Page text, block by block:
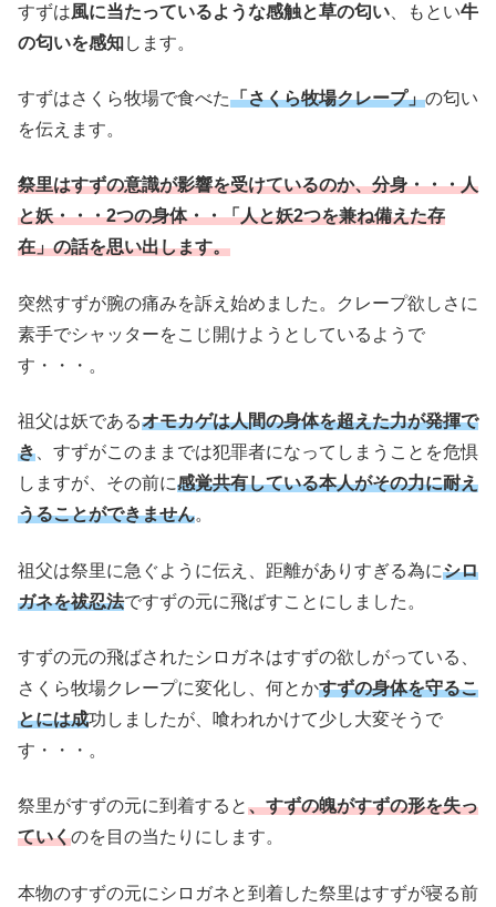
すずは風に当たっているような感触と草の匂い 、もとい牛
の匂いを感知します。
すずはさくら牧場で食べた「さくら牧場クレープ」の匂い
を伝えます。
祭里はすずの意識が影響を受けているのか、分身・・・人
と妖・・・2つの身体・・「人と妖2つを兼ね備えた存
在」の話を思い出します。
突然すずが腕の痛みを訴え始めました。クレープ欲しさに
素手でシャッターをこじ開けようとしているようで
す・・・。
祖父は妖であるオモカゲは人間の身体を超えた力が発揮で
き 、すずがこのままでは犯罪者になってしまうことを危惧
しますが、その前に感覚共有している本人がその力に耐え
うることができません。
祖父は祭里に急ぐように伝え、距離がありすぎる為にシロ
ガネを祓忍法ですずの元に飛ばすことにしました。
すずの元の飛ばされたシロガネはすずの欲しがっている、
さくら牧場クレープに変化し、何とかすずの身体を守るこ
とには成功しましたが、喰われかけて少し大変そうで
す・・・。
祭里がすずの元に到着すると、すずの魄がすずの形を失っ
ていくのを目の当たりにします。
本物のすずの元にシロガネと到着した祭里はすずが寝る前